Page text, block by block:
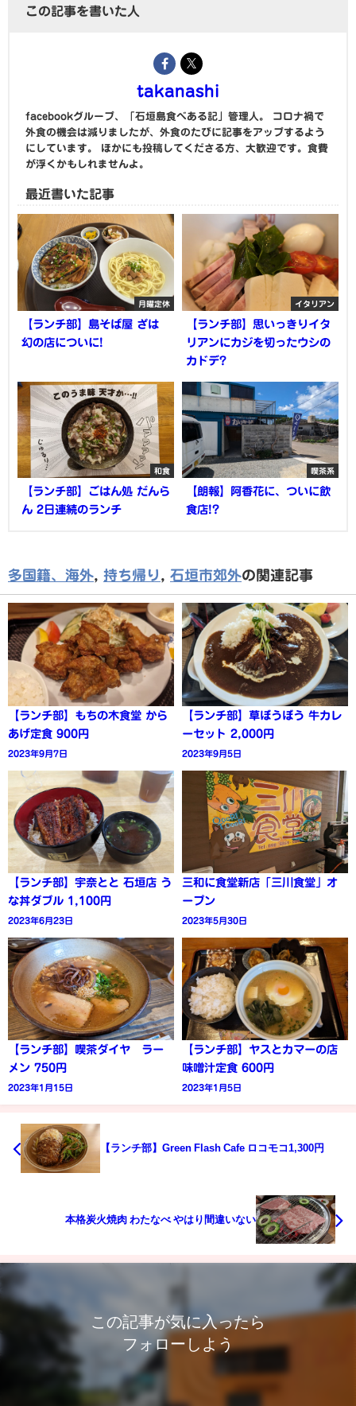
この記事を書いた人
takanashi
facebookグループ、「石垣島食べある記」管理人。 コロナ禍で
外食の機会は減りましたが、外食のたびに記事をアップするよう
にしています。 ほかにも投稿してくださる方、大歓迎です。食費
が浮くかもしれませんよ。
最近書いた記事
月曜定休
【ランチ部】島そば屋 ざは
幻の店についに!
イタリアン
【ランチ部】思いっきりイタ
リアンにカジを切ったウシの
カドデ?
和食
【ランチ部】ごはん処 だんら
ん 2日連続のランチ
喫茶系
【朗報】阿香花に、ついに飲
食店!?
多国籍、海外, 持ち帰り , 石垣市郊外の関連記事
【ランチ部】もちの木食堂 から
あげ定食 900円
2023年9月7日
【ランチ部】草ぼうぼう 牛カレ
ーセット 2,000円
2023年9月5日
【ランチ部】宇奈とと 石垣店 う
な丼ダブル 1,100円
2023年6月23日
三和に食堂新店「三川食堂」オ
ープン
2023年5月30日
【ランチ部】喫茶ダイヤ ラー
メン 750円
2023年1月15日
【ランチ部】ヤスとカマーの店
味噌汁定食 600円
2023年1月5日
【ランチ部】Green Flash Cafe ロコモコ1,300円
本格炭火焼肉 わたなべ やはり間違いない
この記事が気に入ったら
フォローしよう